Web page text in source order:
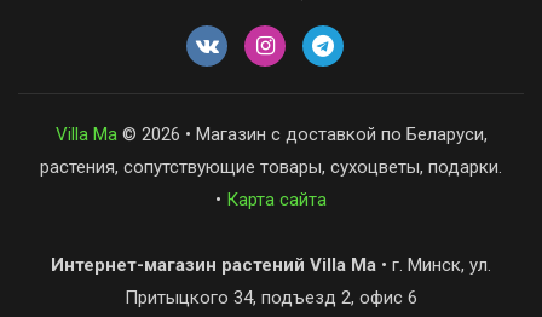
Villa Ma © 2026 • Магазин с доставкой по Беларуси,
растения, сопутствующие товары, сухоцветы, подарки.
• Карта сайта
Интернет-магазин растений Villa Ma • г. Минск, ул.
Притыцкого 34, подъезд 2, офис 6